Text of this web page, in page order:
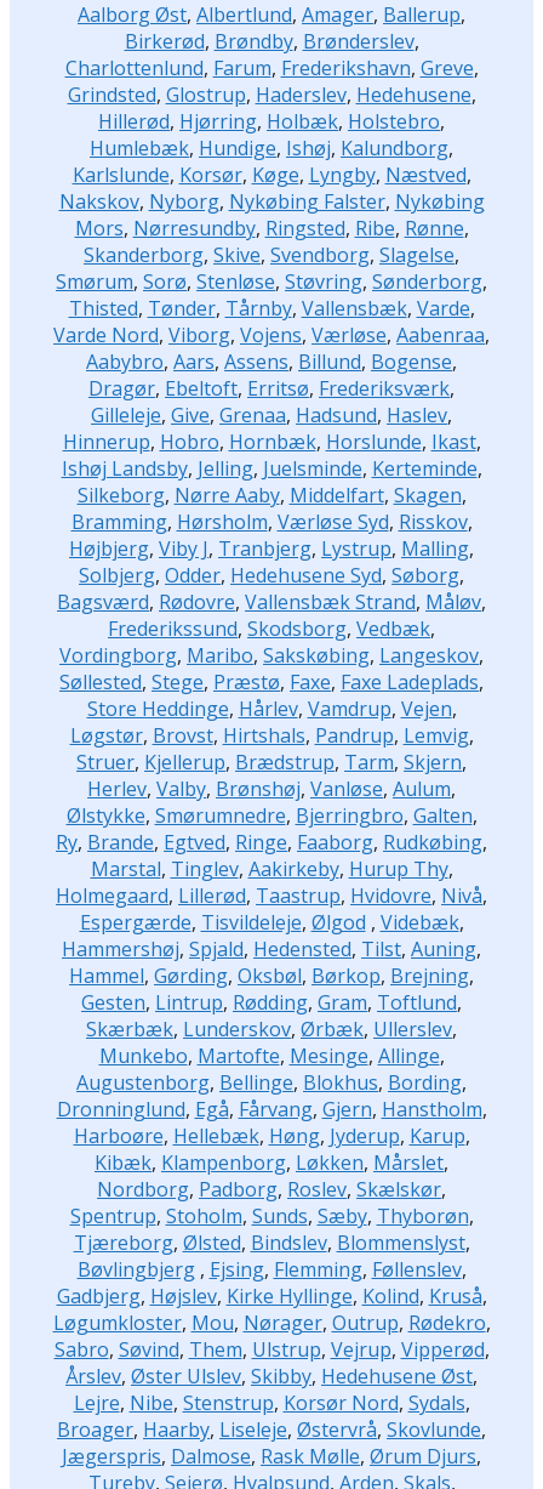
Aalborg Øst, Albertlund, Amager, Ballerup,
Birkerød, Brøndby, Brønderslev,
Charlottenlund, Farum, Frederikshavn, Greve,
Grindsted, Glostrup, Haderslev, Hedehusene,
Hillerød, Hjørring, Holbæk, Holstebro,
Humlebæk, Hundige, Ishøj, Kalundborg,
Karlslunde, Korsør, Køge, Lyngby, Næstved,
Nakskov, Nyborg, Nykøbing Falster, Nykøbing
Mors, Nørresundby, Ringsted, Ribe, Rønne,
Skanderborg, Skive, Svendborg, Slagelse,
Smørum, Sorø, Stenløse, Støvring, Sønderborg,
Thisted, Tønder, Tårnby, Vallensbæk, Varde,
Varde Nord, Viborg, Vojens, Værløse, Aabenraa,
Aabybro, Aars, Assens, Billund, Bogense,
Dragør, Ebeltoft, Erritsø, Frederiksværk,
Gilleleje, Give, Grenaa, Hadsund, Haslev,
Hinnerup, Hobro, Hornbæk, Horslunde, Ikast,
Ishøj Landsby, Jelling, Juelsminde, Kerteminde,
Silkeborg, Nørre Aaby, Middelfart, Skagen,
Bramming, Hørsholm, Værløse Syd, Risskov,
Højbjerg, Viby J, Tranbjerg, Lystrup, Malling,
Solbjerg, Odder, Hedehusene Syd, Søborg,
Bagsværd, Rødovre, Vallensbæk Strand, Måløv,
Frederikssund, Skodsborg, Vedbæk,
Vordingborg, Maribo, Sakskøbing, Langeskov,
Søllested, Stege, Præstø, Faxe, Faxe Ladeplads,
Store Heddinge, Hårlev, Vamdrup, Vejen,
Løgstør, Brovst, Hirtshals, Pandrup, Lemvig,
Struer, Kjellerup, Brædstrup, Tarm, Skjern,
Herlev, Valby, Brønshøj, Vanløse, Aulum,
Ølstykke, Smørumnedre, Bjerringbro, Galten,
Ry, Brande, Egtved, Ringe, Faaborg, Rudkøbing,
Marstal, Tinglev, Aakirkeby, Hurup Thy,
Holmegaard, Lillerød, Taastrup, Hvidovre, Nivå,
Espergærde, Tisvildeleje, Ølgod , Videbæk,
Hammershøj, Spjald, Hedensted, Tilst, Auning,
Hammel, Gørding, Oksbøl, Børkop, Brejning,
Gesten, Lintrup, Rødding, Gram, Toftlund,
Skærbæk, Lunderskov, Ørbæk, Ullerslev,
Munkebo, Martofte, Mesinge, Allinge,
Augustenborg, Bellinge, Blokhus, Bording,
Dronninglund, Egå, Fårvang, Gjern, Hanstholm,
Harboøre, Hellebæk, Høng, Jyderup, Karup,
Kibæk, Klampenborg, Løkken, Mårslet,
Nordborg, Padborg, Roslev, Skælskør,
Spentrup, Stoholm, Sunds, Sæby, Thyborøn,
Tjæreborg, Ølsted, Bindslev, Blommenslyst,
Bøvlingbjerg, Ejsing, Flemming, Føllenslev,
Gadbjerg, Højslev, Kirke Hyllinge, Kolind, Kruså,
Løgumkloster, Mou, Nørager, Outrup, Rødekro,
Sabro, Søvind, Them, Ulstrup, Vejrup, Vipperød,
Årslev, Øster Ulslev, Skibby, Hedehusene Øst,
Lejre, Nibe, Stenstrup, Korsør Nord, Sydals,
Broager, Haarby, Liseleje, Østervrå, Skovlunde,
Jægerspris, Dalmose, Rask Mølle, Ørum Djurs,
Tureby, Sejerø, Hvalpsund, Arden, Skals,